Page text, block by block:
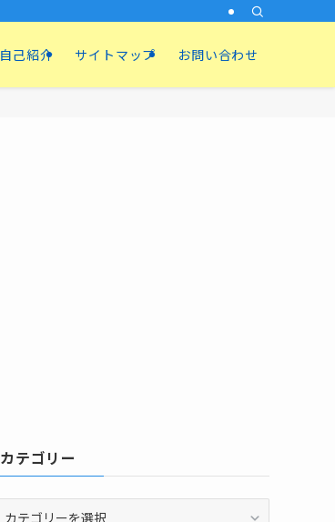
自己紹介 サイトマップ お問い合わせ
カテゴリー